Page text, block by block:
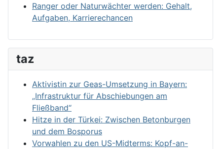
Ranger oder Naturwächter werden: Gehalt,
Aufgaben, Karrierechancen
taz
Aktivistin zur Geas-Umsetzung in Bayern:
„Infrastruktur für Abschiebungen am
Fließband“
Hitze in der Türkei: Zwischen Betonburgen
und dem Bosporus
Vorwahlen zu den US-Midterms: Kopf-an-